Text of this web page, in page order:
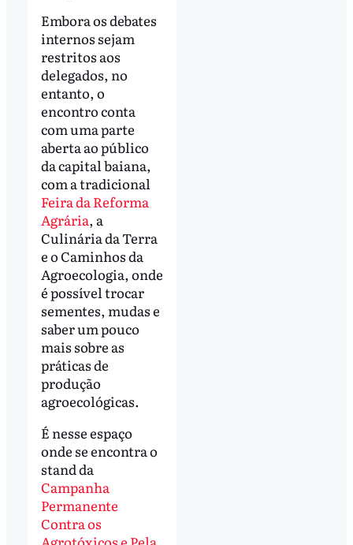
Embora os debates
internos sejam
restritos aos
delegados, no
entanto, o
encontro conta
com uma parte
aberta ao público
da capital baiana,
com a tradicional
Feira da Reforma
Agrária, a
Culinária da Terra
e o Caminhos da
Agroecologia, onde
é possível trocar
sementes, mudas e
saber um pouco
mais sobre as
práticas de
produção
agroecológicas.
É nesse espaço
onde se encontra o
stand da
Campanha
Permanente
Contra os